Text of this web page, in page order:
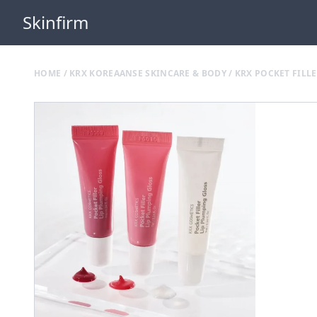
Skinfirm
HOME / KRX KOREAANSE SKINCARE & BODY/ KRX POCKET